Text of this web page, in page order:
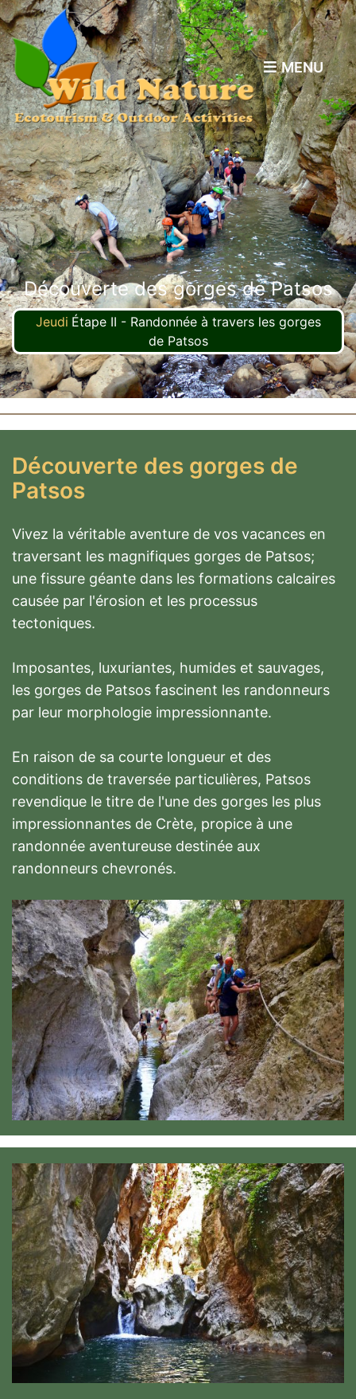
MENU
Découverte des gorges de Patsos
Jeudi Étape II - Randonnée à travers les gorges
de Patsos
Découverte des gorges de
Patsos
Vivez la véritable aventure de vos vacances en
traversant les magnifiques gorges de Patsos;
une fissure géante dans les formations calcaires
causée par l'érosion et les processus
tectoniques.
Imposantes, luxuriantes, humides et sauvages,
les gorges de Patsos fascinent les randonneurs
par leur morphologie impressionnante.
En raison de sa courte longueur et des
conditions de traversée particulières, Patsos
revendique le titre de l'une des gorges les plus
impressionnantes de Crète, propice à une
randonnée aventureuse destinée aux
randonneurs chevronés.